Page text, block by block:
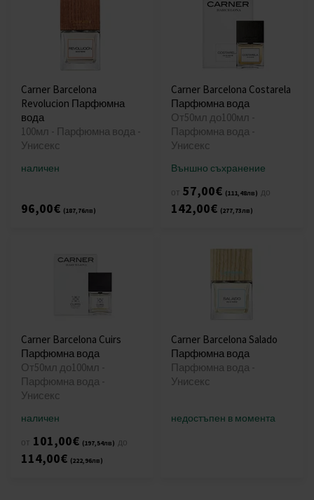
Carner Barcelona
Revolucion Парфюмна
вода
100мл - Парфюмна вода -
Унисекс
наличен
96,00€ (187,76лв)
Carner Barcelona Costarela
Парфюмна вода
От50мл до100мл -
Парфюмна вода -
Унисекс
Външно съхранение
от 57,00€ (111,48лв) до
142,00€ (277,73лв)
Carner Barcelona Cuirs
Парфюмна вода
От50мл до100мл -
Парфюмна вода -
Унисекс
наличен
от 101,00€ (197,54лв) до
114,00€ (222,96лв)
Carner Barcelona Salado
Парфюмна вода
Парфюмна вода -
Унисекс
недостъпен в момента